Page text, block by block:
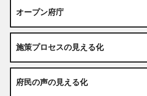
オープン府庁
施策プロセスの見える化
府民の声の見える化